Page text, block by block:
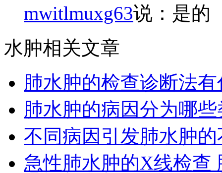
mwitlmuxg63说：是的
水肿相关文章
肺水肿的检查诊断法
肺水肿的病因分为哪
不同病因引发肺水肿
急性肺水肿的X线检查